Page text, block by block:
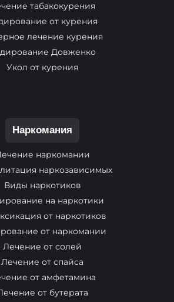
табакокурения
от курения
лечение курения
Довженко
Укол от курения
Наркомания
наркомании
наркозависимых
Виды наркотиков
на наркотики
от наркотиков
от наркомании
Лечение от солей
Лечение от спайса
от амфетамина
от бутерата